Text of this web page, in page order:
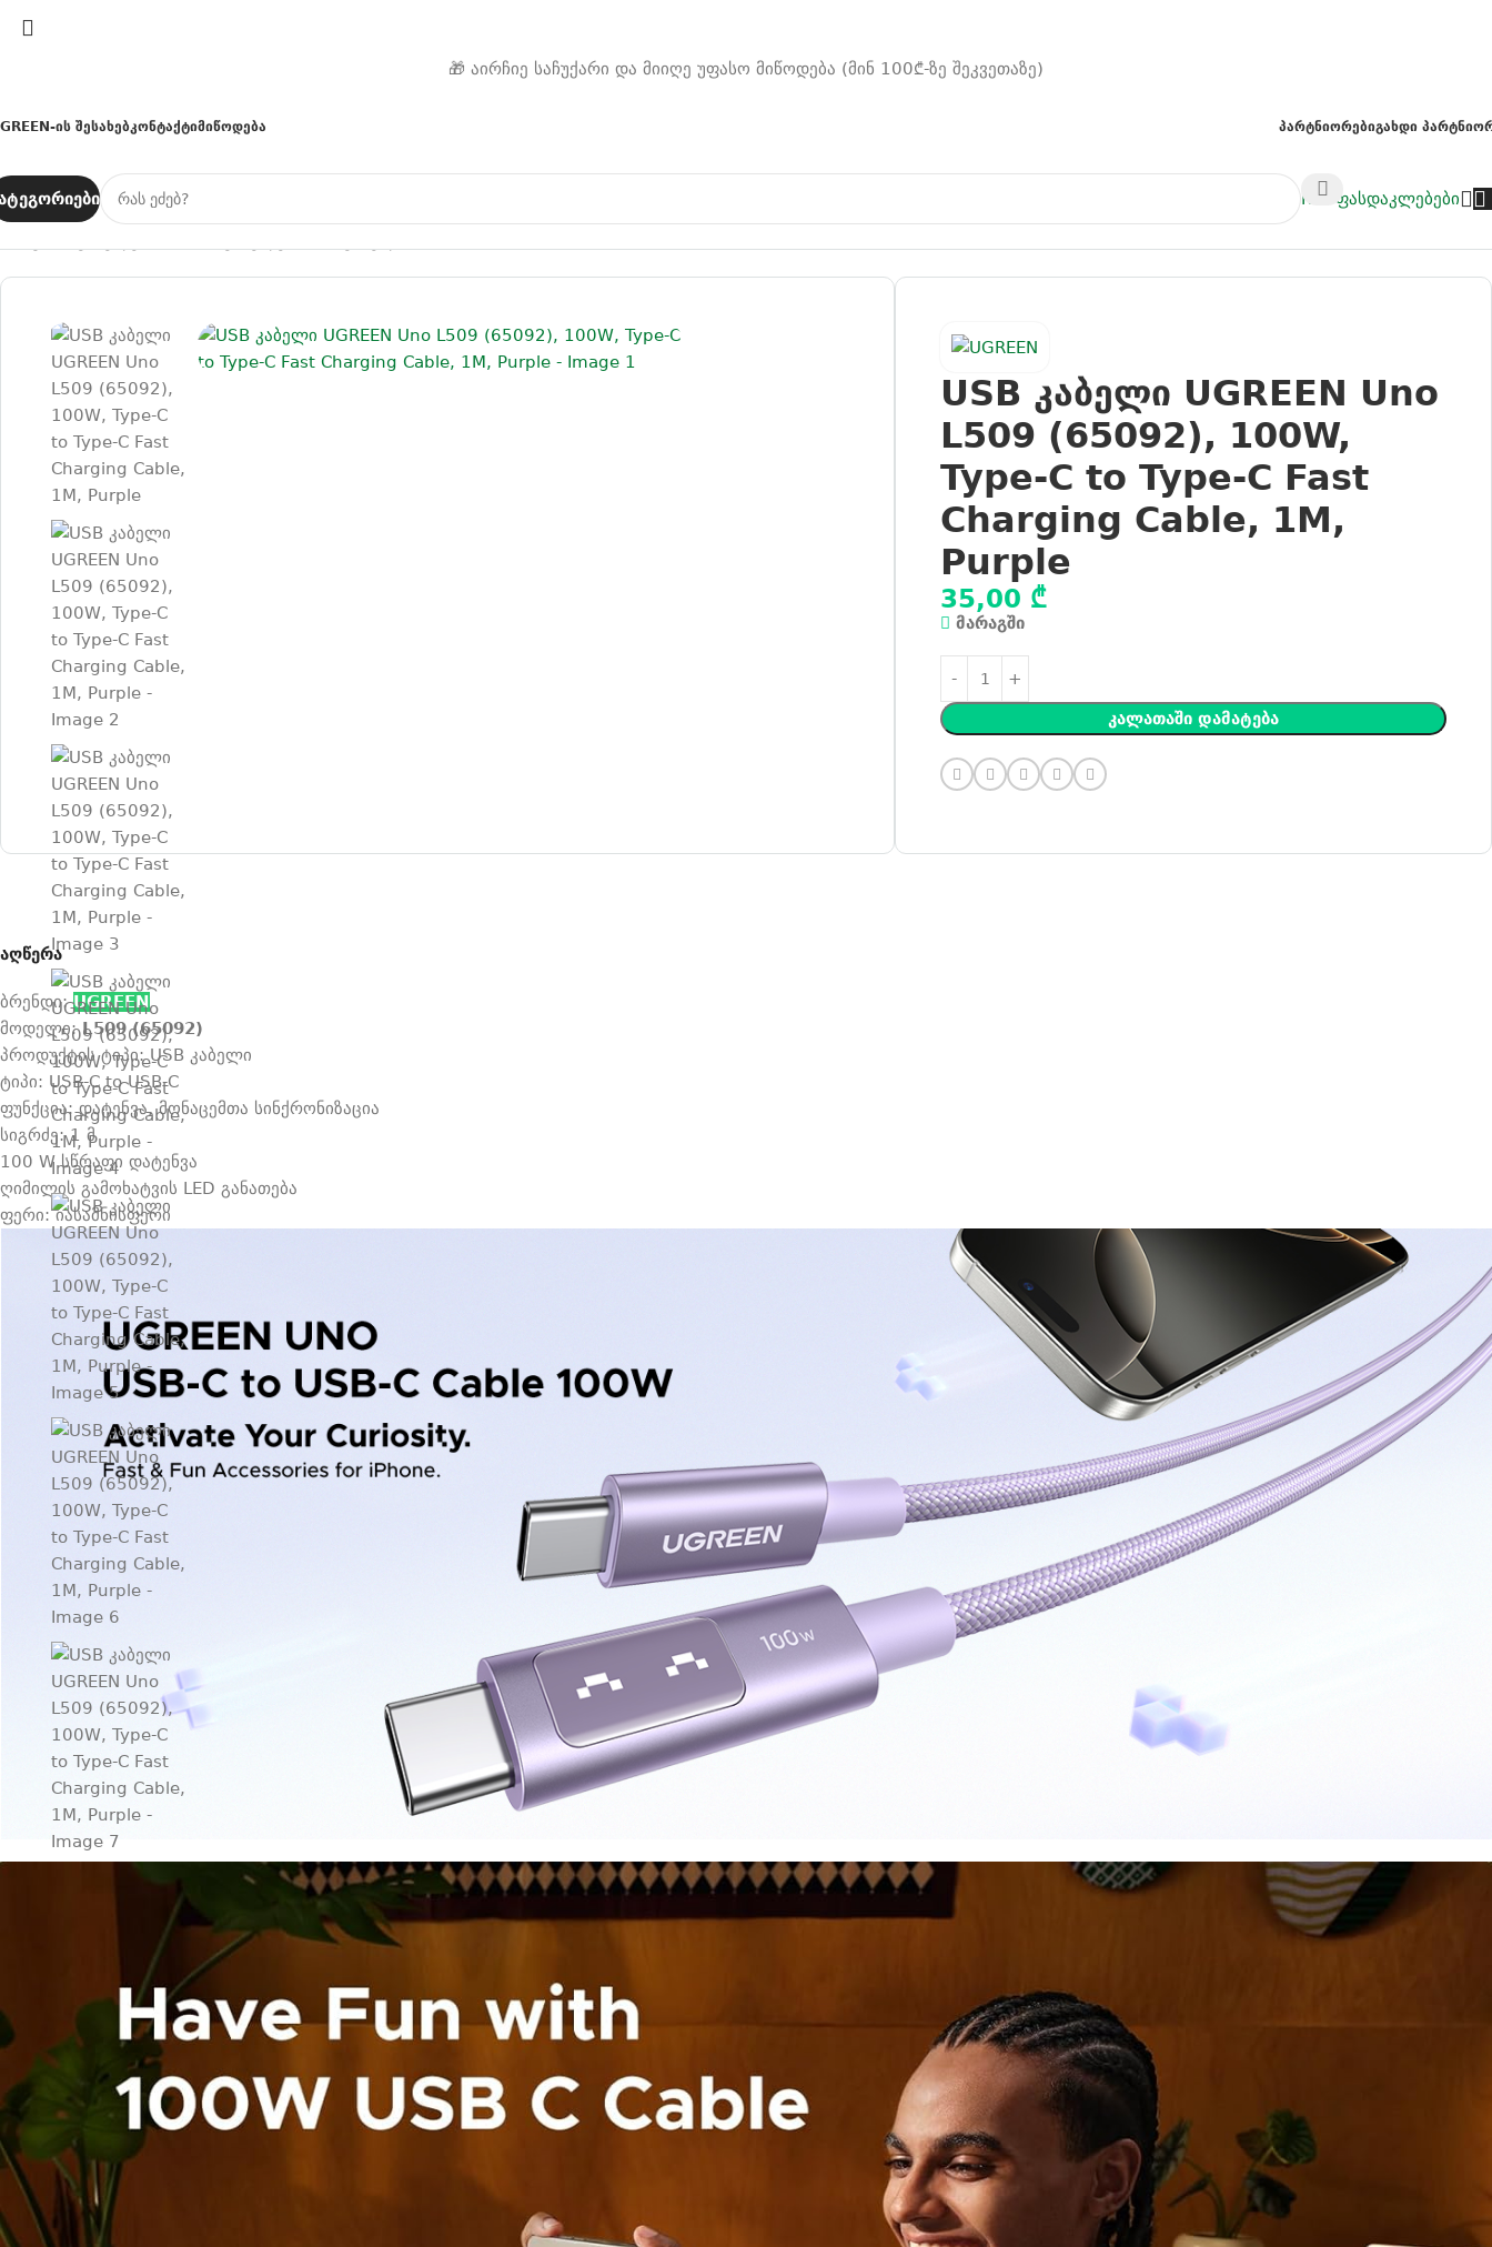
🎁 აირჩიე საჩუქარი და მიიღე უფასო მიწოდება (მინ 100₾-ზე შეკვეთაზე)
Ის ᲨესახებᲙონტაქტიᲛიწოდება ᲞარტნიორებიᲒახდი
NAS ფასდაკლებები
USB კაბელი UGREEN Uno
L509 (65092), 100W,
Type-C to Type-C Fast
Charging Cable, 1M,
Purple
35,00 ₾
მარაგში
Კალათაში Დამატება
აღწერა
ბრენდი:UGREEN
მოდელი:L509 (65092)
პროდუქტის ტიპი: USB კაბელი
ტიპი: USB-C to USB-C
ფუნქცია: დატენვა, მონაცემთა სინქრონიზაცია
სიგრძე: 1 მ
100 W სწრაფი დატენვა
ღიმილის გამოხატვის LED განათება
ფერი: იასამნისფერი